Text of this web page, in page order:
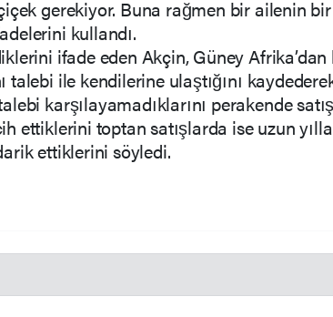
gerekiyor. Buna rağmen bir ailenin
kullandı.
ifade eden Akçin, Güney
talebi ile kendilerine ulaştığını
karşılayamadıklarını perakende
ettiklerini toptan satışlarda ise uzun
ettiklerini söyledi.